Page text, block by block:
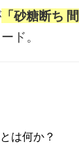
「砂糖断ち
ド。
は何か？